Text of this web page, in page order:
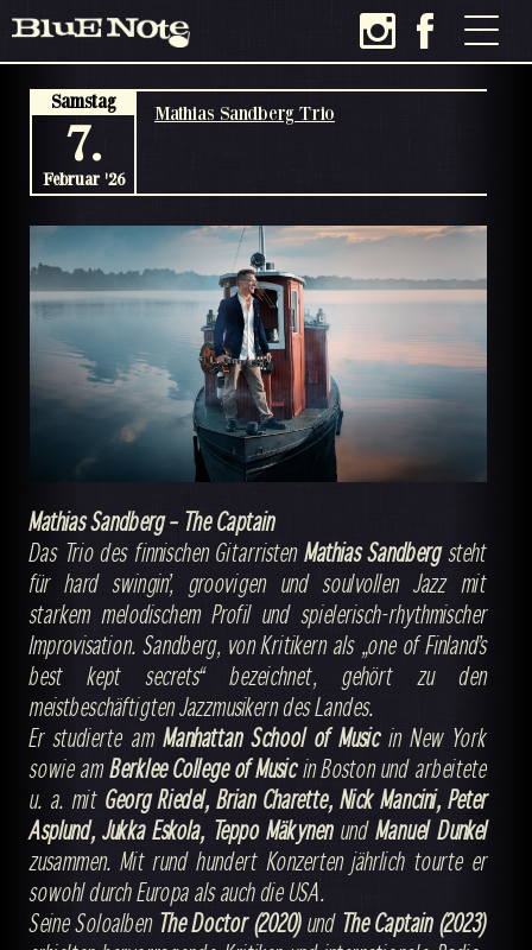
Mathias Sandberg Trio
Mathias Sandberg – The Captain
Das Trio des finnischen GitarristenMathias Sandbergsteht
für hard swingin’, groovigen und soulvollen Jazz mit
starkem melodischem Profil und spielerisch-rhythmischer
Improvisation. Sandberg, von Kritikern als „one of Finland’s
best kept secrets“ bezeichnet, gehört zu den
meistbeschäftigten Jazzmusikern des Landes.
Er studierte amManhattan School of Musicin New York
sowie amBerklee College of Musicin Boston und arbeitete
u. a. mit Georg Riedel, Brian Charette, Nick Mancini, Peter
Asplund, Jukka Eskola, Teppo MäkynenundManuel Dunkel
zusammen. Mit rund hundert Konzerten jährlich tourte er
sowohl durch Europa als auch die USA.
Seine Soloalben The Doctor (2020)und The Captain (2023)
Samstag
7.
Februar '26